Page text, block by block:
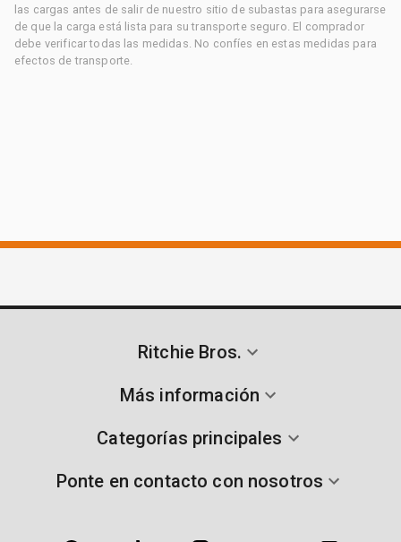
las cargas antes de salir de nuestro sitio de subastas para asegurarse
de que la carga está lista para su transporte seguro. El comprador
debe verificar todas las medidas. No confíes en estas medidas para
efectos de transporte.
Ritchie Bros.
Más información
Categorías principales
Ponte en contacto con nosotros